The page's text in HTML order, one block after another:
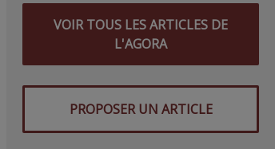
VOIR TOUS LES ARTICLES DE
L'AGORA
PROPOSER UN ARTICLE